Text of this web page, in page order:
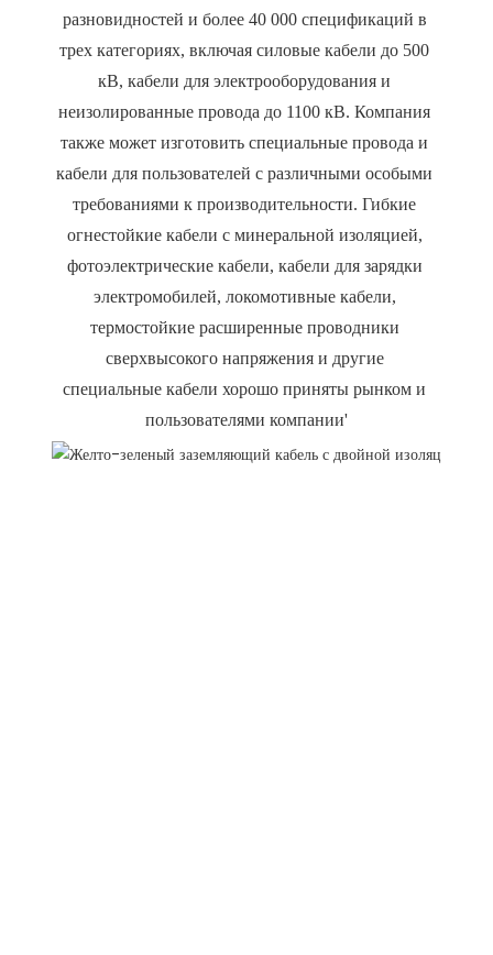
разновидностей и более 40 000 спецификаций в
трех категориях, включая силовые кабели до 500
кВ, кабели для электрооборудования и
неизолированные провода до 1100 кВ. Компания
также может изготовить специальные провода и
кабели для пользователей с различными особыми
требованиями к производительности. Гибкие
огнестойкие кабели с минеральной изоляцией,
фотоэлектрические кабели, кабели для зарядки
электромобилей, локомотивные кабели,
термостойкие расширенные проводники
сверхвысокого напряжения и другие
специальные кабели хорошо приняты рынком и